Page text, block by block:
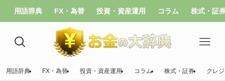
用語辞典 FX・為替 投資・資産運用 コラム 株式・証
用語辞典 FX・為替 投資・資産運用 コラム 株式・証券 クレ